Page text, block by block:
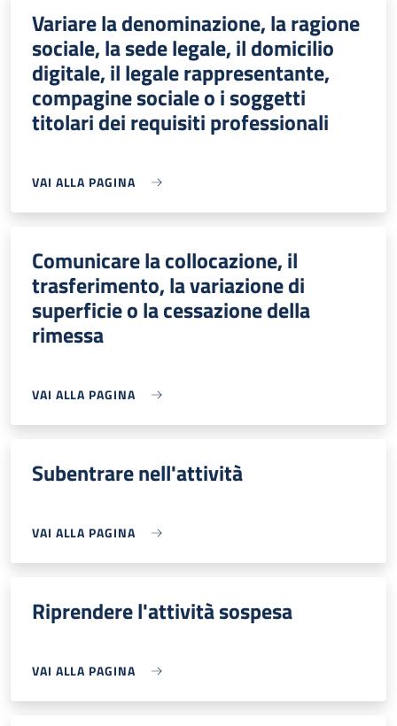
Variare la denominazione, la ragione
sociale, la sede legale, il domicilio
digitale, il legale rappresentante,
compagine sociale o i soggetti
titolari dei requisiti professionali
VAI ALLA PAGINA
Comunicare la collocazione, il
trasferimento, la variazione di
superficie o la cessazione della
rimessa
VAI ALLA PAGINA
Subentrare nell'attività
VAI ALLA PAGINA
Riprendere l'attività sospesa
VAI ALLA PAGINA